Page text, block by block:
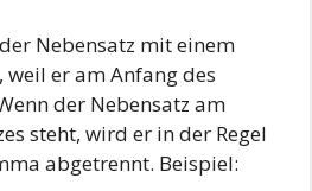
Nebensatz mit einem
er am Anfang des
der Nebensatz am
steht, wird er in der Regel
abgetrennt. Beispiel: